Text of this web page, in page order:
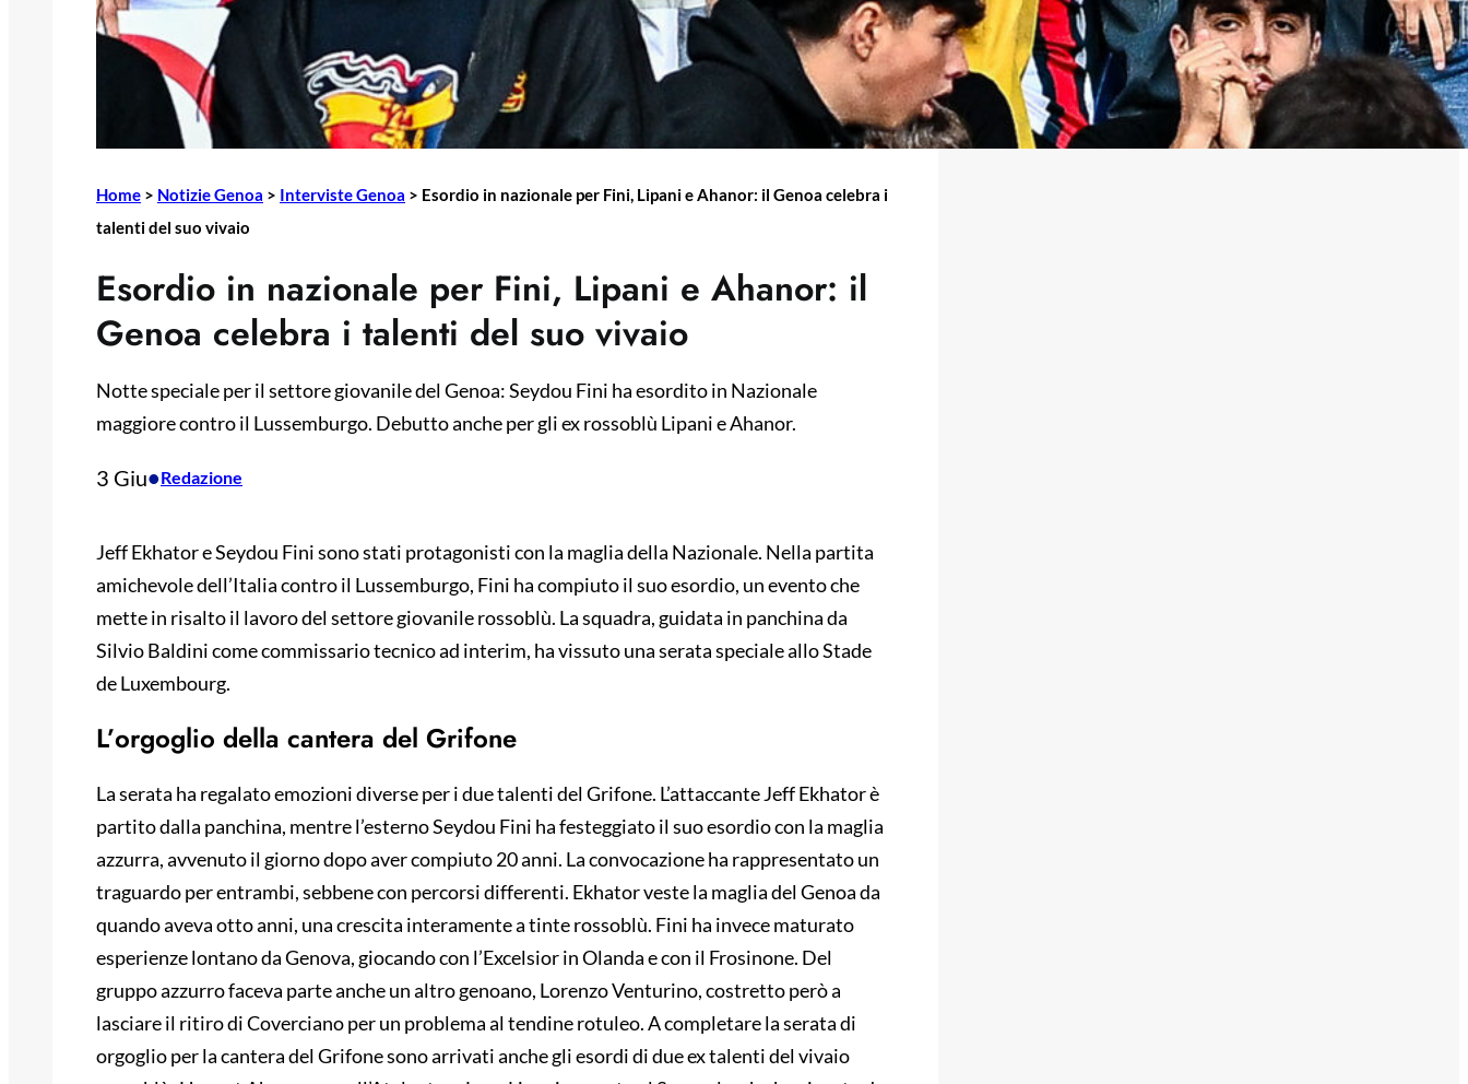
Home > Notizie Genoa > Interviste Genoa > Esordio in nazionale per Fini, Lipani e Ahanor: il Genoa celebra i
talenti del suo vivaio
Esordio in nazionale per Fini, Lipani e Ahanor: il
Genoa celebra i talenti del suo vivaio
Notte speciale per il settore giovanile del Genoa: Seydou Fini ha esordito in Nazionale
maggiore contro il Lussemburgo. Debutto anche per gli ex rossoblù Lipani e Ahanor.
3 Giu•Redazione
Jeff Ekhator e Seydou Fini sono stati protagonisti con la maglia della Nazionale. Nella partita
amichevole dell’Italia contro il Lussemburgo, Fini ha compiuto il suo esordio, un evento che
mette in risalto il lavoro del settore giovanile rossoblù. La squadra, guidata in panchina da
Silvio Baldini come commissario tecnico ad interim, ha vissuto una serata speciale allo Stade
de Luxembourg.
L’orgoglio della cantera del Grifone
La serata ha regalato emozioni diverse per i due talenti del Grifone. L’attaccante Jeff Ekhator è
partito dalla panchina, mentre l’esterno Seydou Fini ha festeggiato il suo esordio con la maglia
azzurra, avvenuto il giorno dopo aver compiuto 20 anni. La convocazione ha rappresentato un
traguardo per entrambi, sebbene con percorsi differenti. Ekhator veste la maglia del Genoa da
quando aveva otto anni, una crescita interamente a tinte rossoblù. Fini ha invece maturato
esperienze lontano da Genova, giocando con l’Excelsior in Olanda e con il Frosinone. Del
gruppo azzurro faceva parte anche un altro genoano, Lorenzo Venturino, costretto però a
lasciare il ritiro di Coverciano per un problema al tendine rotuleo. A completare la serata di
orgoglio per la cantera del Grifone sono arrivati anche gli esordi di due ex talenti del vivaio